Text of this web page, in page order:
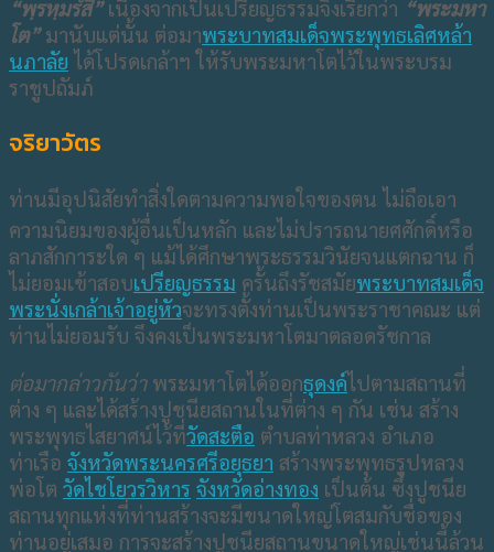
“พฺรหฺมรํสี”เนื่องจากเป็นเปรียญธรรมจึงเรียกว่า “พระมหา
โต”มานับแต่นั้น ต่อมาพระบาทสมเด็จพระพุทธเลิศหล้า
นภาลัย ได้โปรดเกล้าฯ ให้รับพระมหาโตไว้ในพระบรม
ราชูปถัมภ์
จริยาวัตร
ท่านมีอุปนิสัยทำสิ่งใดตามความพอใจของตน ไม่ถือเอา
ความนิยมของผู้อื่นเป็นหลัก และไม่ปรารถนายศศักดิ์หรือ
ลาภสักการะใด ๆ แม้ได้ศึกษาพระธรรมวินัยจนแตกฉาน ก็
ไม่ยอมเข้าสอบเปรียญธรรม ครั้นถึงรัชสมัยพระบาทสมเด็จ
พระนั่งเกล้าเจ้าอยู่หัวจะทรงตั้งท่านเป็นพระราชาคณะ แต่
ท่านไม่ยอมรับ จึงคงเป็นพระมหาโตมาตลอดรัชกาล
ต่อมากล่าวกันว่าพระมหาโตได้ออกธุดงค์ไปตามสถานที่
ต่าง ๆ และได้สร้างปูชนียสถานในที่ต่าง ๆ กัน เช่น สร้าง
พระพุทธไสยาศน์ไว้ที่วัดสะตือ ตำบลท่าหลวง อำเภอ
ท่าเรือ จังหวัดพระนครศรีอยุธยา สร้างพระพุทธรูปหลวง
พ่อโต วัดไชโยวรวิหาร จังหวัดอ่างทอง เป็นต้น ซึ่งปูชนีย
สถานทุกแห่งที่ท่านสร้างจะมีขนาดใหญ่โตสมกับชื่อของ
ท่านอยู่เสมอ การจะสร้างปูชนียสถานขนาดใหญ่เช่นนี้ล้วน